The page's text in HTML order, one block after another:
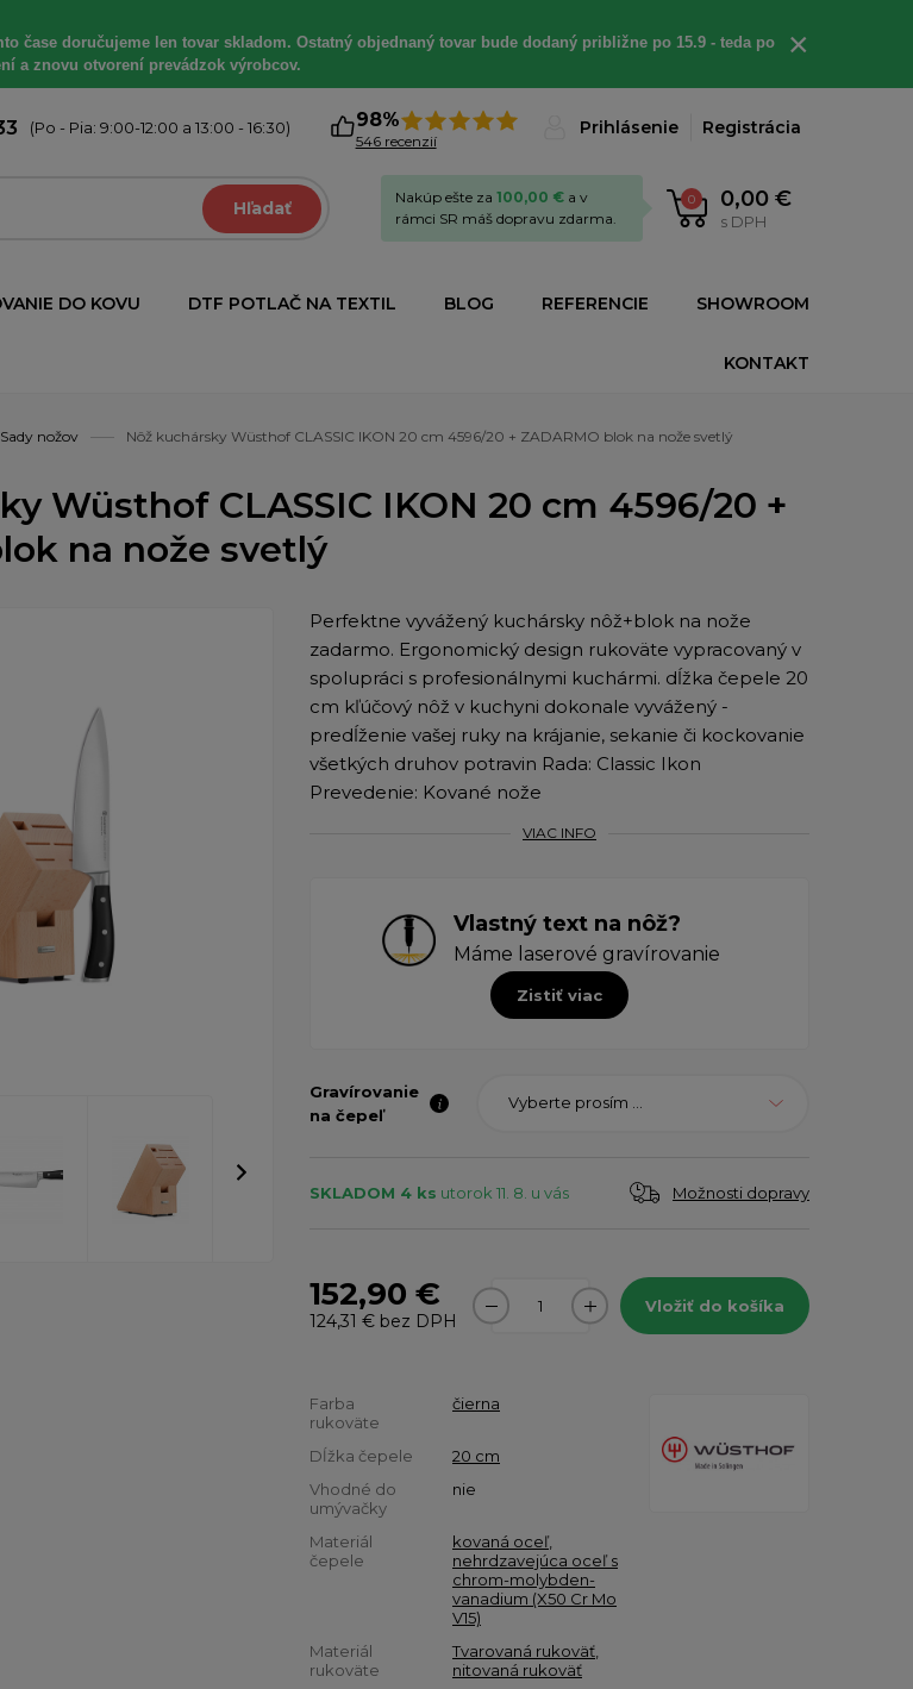
čase doručujeme len tovar skladom. Ostatný objednaný tovar bude dodaný približne po 15.9 - teda po
a znovu otvorení prevádzok výrobcov.
×
(Po - Pia: 9:00-12:00 a 13:00 - 16:30) 98%
546 recenzií
Prihlásenie Registrácia
Hľadať 0 0,00 €
s DPH
Nakúp ešte za 100,00 € a v
rámci SR máš dopravu zdarma.
DO KOVU DTF POTLAČ NA TEXTIL BLOG REFERENCIE SHOWROOM
KONTAKT
Sady nožov Nôž kuchársky Wüsthof CLASSIC IKON 20 cm 4596/20 + ZADARMO blok na nože svetlý
Wüsthof CLASSIC IKON 20 cm 4596/20 +
na nože svetlý
Perfektne vyvážený kuchársky nôž+blok na nože
zadarmo. Ergonomický design rukoväte vypracovaný v
spolupráci s profesionálnymi kuchármi. dĺžka čepele 20
cm kľúčový nôž v kuchyni dokonale vyvážený -
predĺženie vašej ruky na krájanie, sekanie či kockovanie
všetkých druhov potravin Rada: Classic Ikon
Prevedenie: Kované nože
VIAC INFO
Vlastný text na nôž?
Máme laserové gravírovanie
Zistiť viac
Gravírovanie
na čepeľ
Vyberte prosím ...
SKLADOM 4 ks utorok 11. 8. u vás Možnosti dopravy
152,90 €
124,31 € bez DPH
Vložiť do košíka
Farba
rukoväte
čierna
Dĺžka čepele
20 cm
Vhodné do
umývačky
nie
Materiál
čepele
kovaná oceľ
nehrdzavejúca oceľ s
chrom-molybden-
vanadium (X50 Cr Mo
V15)
Materiál
rukoväte
Tvarovaná rukoväť
nitovaná rukoväť